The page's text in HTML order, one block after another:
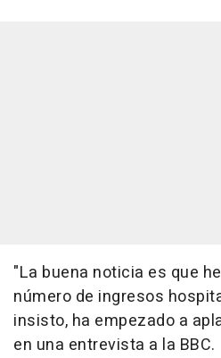
"La buena noticia es que
número de ingresos
insisto, ha empezado a
en una entrevista a la BBC.